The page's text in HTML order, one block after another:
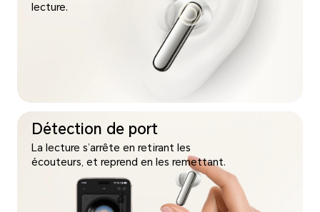
lecture.
Détection de port
La lecture s’arrête en retirant les
écouteurs, et reprend en les remettant.